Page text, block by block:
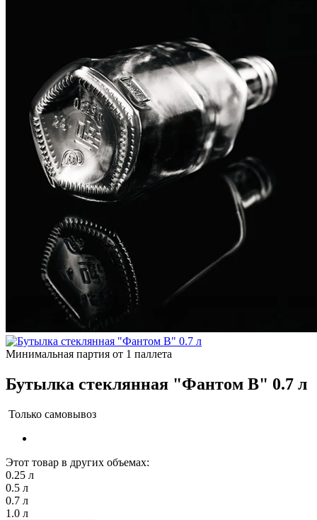
Минимальная партия от 1 паллета
Бутылка стеклянная "Фантом В" 0.7 л
Только самовывоз
Этот товар в других объемах:
0.25 л
0.5 л
0.7 л
1.0 л